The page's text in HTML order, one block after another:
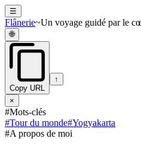
☰
Flânerie~Un voyage guidé par le
🌐
Copy URL
↑
×
#Mots-clés
#Tour du monde#Yogyakarta
#A propos de moi